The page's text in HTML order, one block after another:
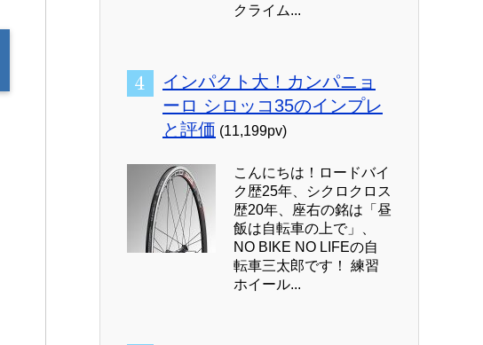
クライム...
インパクト大！カンパニョ
ーロ シロッコ35のインプレ
と評価 (11,199pv)
こんにちは！ロードバイ
ク歴25年、シクロクロス
歴20年、座右の銘は「昼
飯は自転車の上で」、
NO BIKE NO LIFEの自
転車三太郎です！ 練習
ホイール...